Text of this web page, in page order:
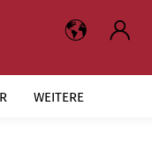
WEITERE